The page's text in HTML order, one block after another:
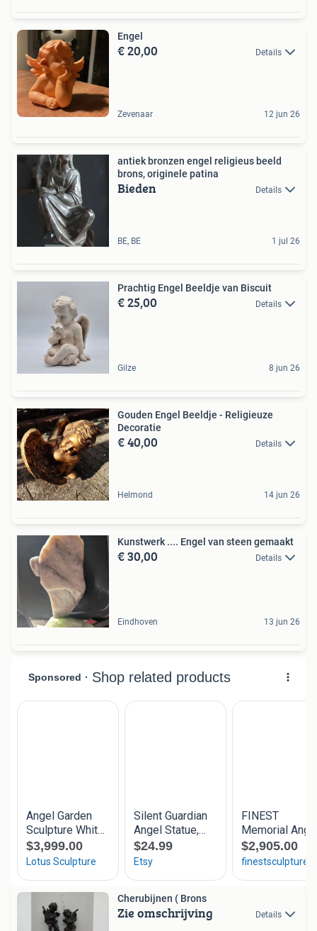
Engel
€ 20,00 Details
Zevenaar 12 jun 26
antiek bronzen engel religieus beeld
brons, originele patina
Bieden Details
BE, BE 1 jul 26
Prachtig Engel Beeldje van Biscuit
€ 25,00 Details
Gilze 8 jun 26
Gouden Engel Beeldje - Religieuze
Decoratie
€ 40,00 Details
Helmond 14 jun 26
Kunstwerk .... Engel van steen gemaakt
€ 30,00 Details
Eindhoven 13 jun 26
Cherubijnen ( Brons
Zie omschrijving Details